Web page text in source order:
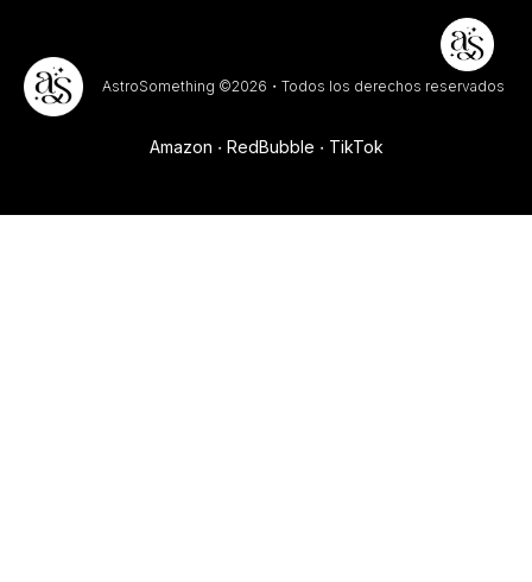
AstroSomething ©2026・Todos los derechos reservados
Amazon RedBubble TikTok